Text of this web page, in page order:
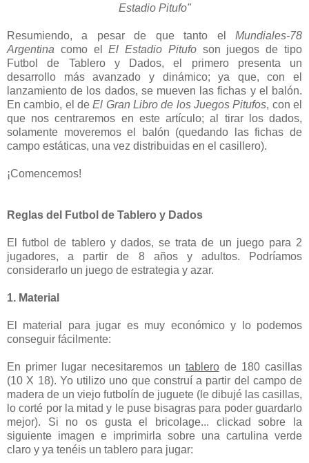
Estadio Pitufo"
Resumiendo, a pesar de que tanto el Mundiales-78
Argentina como elEl Estadio Pitufo son juegos de tipo
Futbol de Tablero y Dados, el primero presenta un
desarrollo más avanzado y dinámico; ya que, con el
lanzamiento de los dados, se mueven las fichas y el balón.
En cambio, el deEl Gran Libro de los Juegos Pitufos, con el
que nos centraremos en este artículo; al tirar los dados,
solamente moveremos el balón (quedando las fichas de
campo estáticas, una vez distribuidas en el casillero).
¡Comencemos!
Reglas del Futbol de Tablero y Dados
El futbol de tablero y dados, se trata de un juego para 2
jugadores, a partir de 8 años y adultos. Podríamos
considerarlo un juego de estrategia y azar.
1. Material
El material para jugar es muy económico y lo podemos
conseguir fácilmente:
En primer lugar necesitaremos un tablerode 180 casillas
(10 X 18). Yo utilizo uno que construí a partir del campo de
madera de un viejo futbolín de juguete (le dibujé las casillas,
lo corté por la mitad y le puse bisagras para poder guardarlo
mejor). Si no os gusta el bricolage... clickad sobre la
siguiente imagen e imprimirla sobre una cartulina verde
claro y ya tenéis un tablero para jugar: